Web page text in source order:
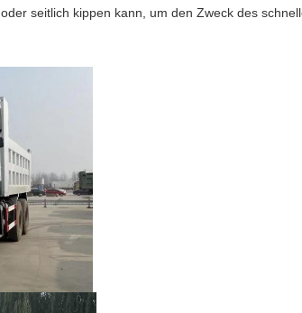
seitlich kippen kann, um den Zweck des